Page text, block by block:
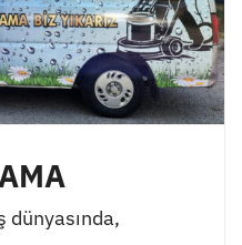
dünyasında,